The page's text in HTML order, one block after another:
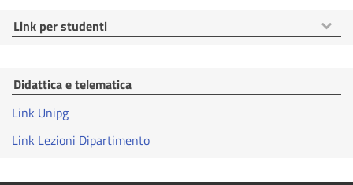
Mostra
voci
Link per studenti
Didattica e telematica
Link Unipg
Link Lezioni Dipartimento